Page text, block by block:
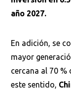
año 2027.
En adición, se
mayor
cercana al 70
este sentido,